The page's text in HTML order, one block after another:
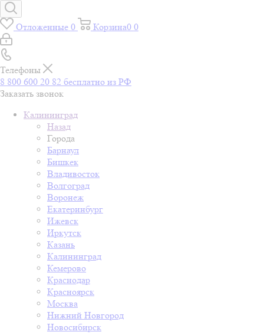
Отложенные 0 Корзина0 0
Телефоны
8 800 600 20 82 бесплатно из РФ
Заказать звонок
Калининград
Назад
Города
Барнаул
Бишкек
Владивосток
Волгоград
Воронеж
Екатеринбург
Ижевск
Иркутск
Казань
Калининград
Кемерово
Краснодар
Красноярск
Москва
Нижний Новгород
Новосибирск